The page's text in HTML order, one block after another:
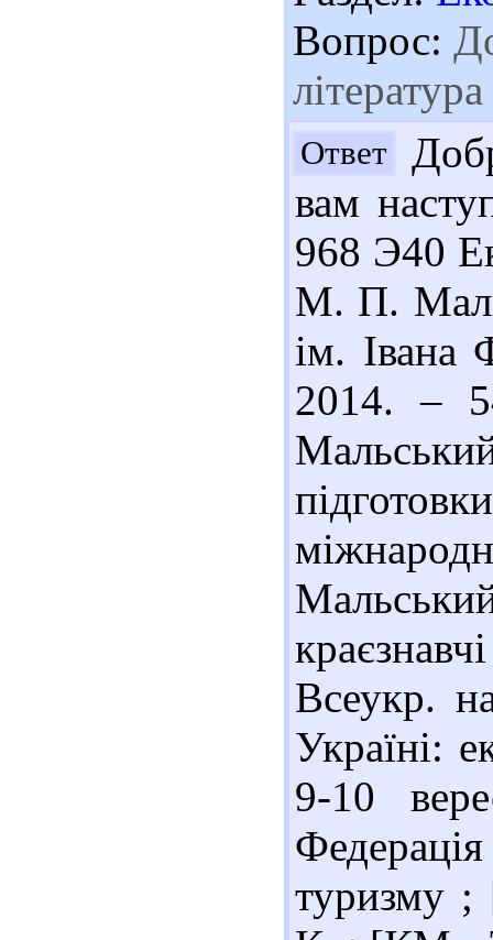
Вопрос:
Ответ
вам
968 Э40
М. П.
ім. Івана
2014. –
Всеукр.
Україні:
9-10
туризму ;